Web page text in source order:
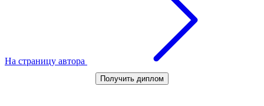
На страницу автора
Получить диплом